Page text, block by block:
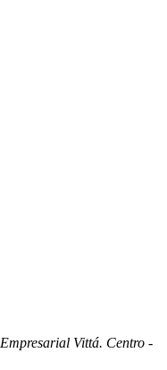
Vittá. Centro -